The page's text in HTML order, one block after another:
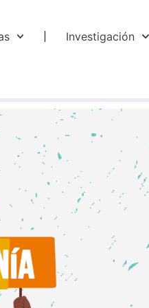
Investigación